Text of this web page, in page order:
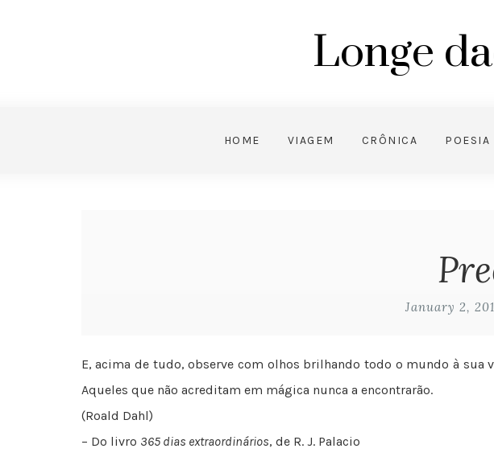
Longe
HOME VIAGEM CRÔNICA POESIA
January 2,
E, acima de tudo, observe com olhos brilhando todo o mundo à
Aqueles que não acreditam em mágica nunca a encontrarão.
(Roald Dahl)
– Do livro 365 dias extraordinários, de R. J. Palacio